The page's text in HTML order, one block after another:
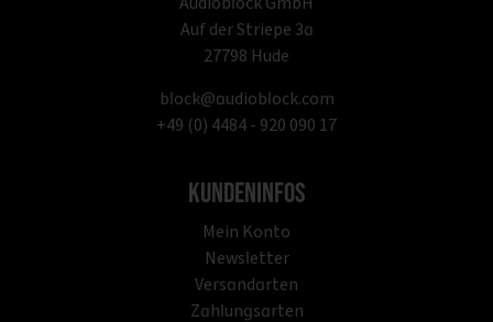
Auf der Striepe 3a
27798 Hude
block@audioblock.com
+49 (0) 4484 - 920 090 17
Kundeninfos
Mein Konto
Newsletter
Versandarten
Zahlungsarten